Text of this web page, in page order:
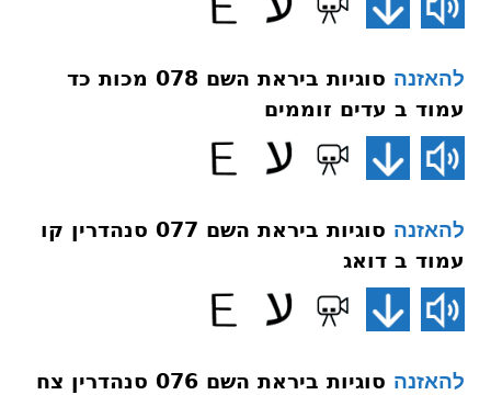
להאזנה
סוגיות ביראת השם 078 מכות כד
עמוד ב עדים זוממים
להאזנה
סוגיות ביראת השם 077 סנהדרין קו
עמוד ב דואג
להאזנה
סוגיות ביראת השם 076 סנהדרין צח